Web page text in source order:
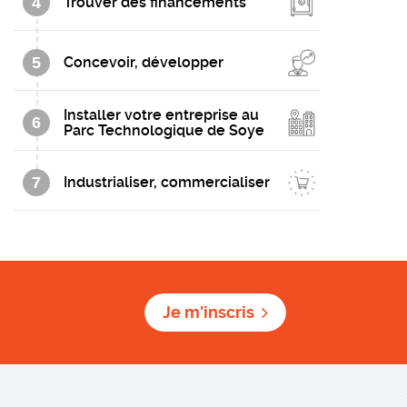
5 Concevoir, développer
6
Installer votre entreprise au
Parc Technologique de Soye
7 Industrialiser, commercialiser
Je m'inscris